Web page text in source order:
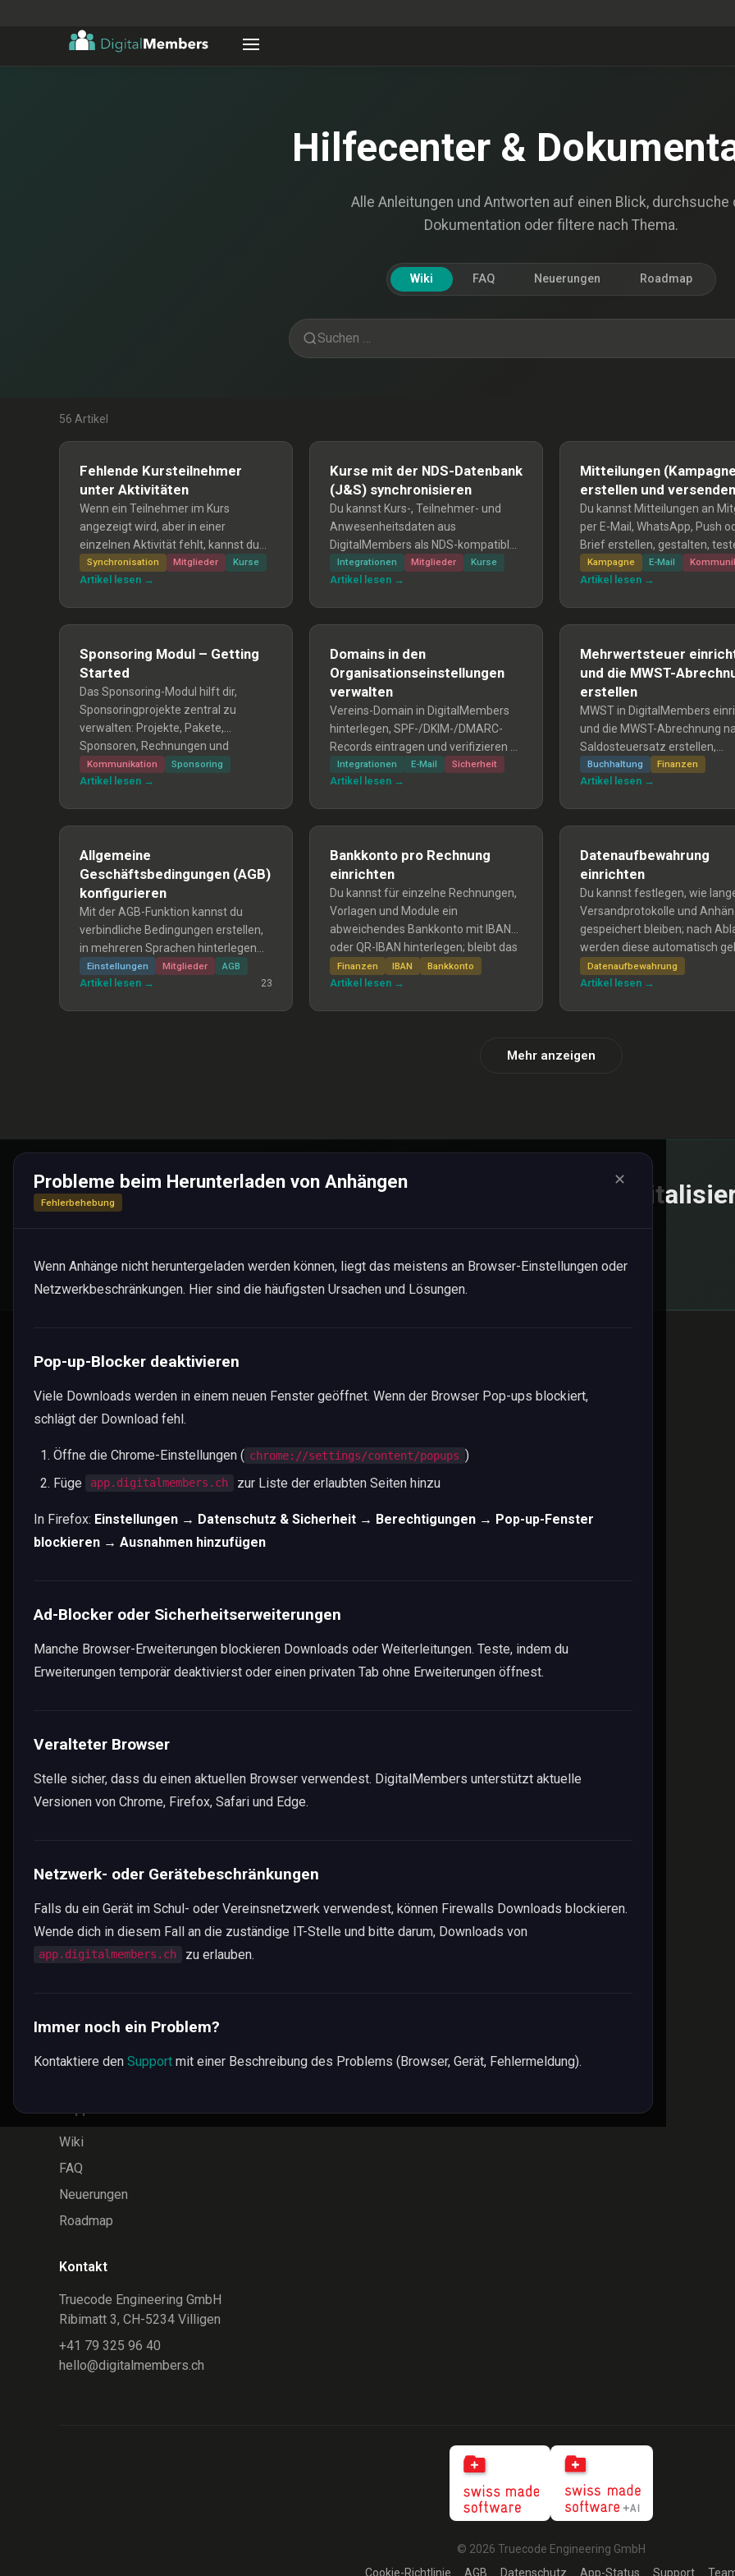
Hilfecenter &
Alle Anleitungen und Antworten auf einen Blick, durchsuche
Dokumentation oder filtere nach Thema.
Wiki FAQ Neuerungen Roadmap
56 Artikel
Fehlende Kursteilnehmer
unter Aktivitäten
Wenn ein Teilnehmer im Kurs
angezeigt wird, aber in einer
einzelnen Aktivität fehlt, kannst du
das Problem meist schnell selbst
beheben: Öffne den Kurs unter
Synchronisation Mitglieder Kurse
Artikel lesen →
Kurse mit der NDS-Datenbank
(J&S) synchronisieren
Du kannst Kurs-, Teilnehmer- und
Anwesenheitsdaten aus
DigitalMembers als NDS-kompatible
CSV exportieren und manuell in die
NDS-Datenbank (BASPO)
Integrationen Mitglieder Kurse
Artikel lesen →
Mitteilungen
erstellen und versenden
Du kannst Mitteilungen an
per E-Mail, WhatsApp, Push
Brief erstellen, gestalten,
zeitlich planen und
Anleitung zeigt Schritt-für-
sowie Versandoptionen
Kampagne E-Mail
Artikel lesen →
Sponsoring Modul – Getting
Started
Das Sponsoring-Modul hilft dir,
Sponsoringprojekte zentral zu
verwalten: Projekte, Pakete,
Sponsoren, Rechnungen und
Kampagnen in einem Workflow. Es ist
aktuell noch in Beta.
Kommunikation Sponsoring
Artikel lesen →
Domains in den
Organisationseinstellungen
verwalten
Vereins-Domain in DigitalMembers
hinterlegen, SPF-/DKIM-/DMARC-
Records eintragen und verifizieren —
Voraussetzung für hohe Zustellrate
und Phishing-Schutz.
Integrationen E-Mail Sicherheit
Artikel lesen →
Mehrwertsteuer
und die MWST-
erstellen
MWST in DigitalMembers
und die MWST-Abrechnung
Saldosteuersatz erstellen,
kontrollieren und bei der ESTV
einreichen.
Buchhaltung Finanzen
Artikel lesen →
Allgemeine
Geschäftsbedingungen (AGB)
konfigurieren
Mit der AGB-Funktion kannst du
verbindliche Bedingungen erstellen,
in mehreren Sprachen hinterlegen
und Mitgliedern bei
Formularen/Kursanmeldungen zur
Einstellungen Mitglieder AGB
Artikel lesen → 23
Bankkonto pro Rechnung
einrichten
Du kannst für einzelne Rechnungen,
Vorlagen und Module ein
abweichendes Bankkonto mit IBAN
oder QR-IBAN hinterlegen; bleibt das
Feld leer, wird das Standard-
Bankkonto aus den
Finanzen IBAN Bankkonto
Artikel lesen →
Datenaufbewahrung
einrichten
Du kannst festlegen, wie
Versandprotokolle und
gespeichert bleiben; nach
werden diese automatisch
Rechnungen und
bleiben erhalten. Die
Datenaufbewahrung
Artikel lesen →
Mehr anzeigen
Probleme beim Herunterladen von Anhängen
Fehlerbehebung
✕
Wenn Anhänge nicht heruntergeladen werden können, liegt das meistens an Browser-Einstellungen oder
Netzwerkbeschränkungen. Hier sind die häufigsten Ursachen und Lösungen.
Pop-up-Blocker deaktivieren
Viele Downloads werden in einem neuen Fenster geöffnet. Wenn der Browser Pop-ups blockiert,
schlägt der Download fehl.
Öffne die Chrome-Einstellungen ( chrome://settings/content/popups )
Füge
app.digitalmembers.ch zur Liste der erlaubten Seiten hinzu
In Firefox: Einstellungen → Datenschutz & Sicherheit → Berechtigungen → Pop-up-Fenster
blockieren → Ausnahmen hinzufügen
Ad-Blocker oder Sicherheitserweiterungen
Manche Browser-Erweiterungen blockieren Downloads oder Weiterleitungen. Teste, indem du
Erweiterungen temporär deaktivierst oder einen privaten Tab ohne Erweiterungen öffnest.
Veralteter Browser
Stelle sicher, dass du einen aktuellen Browser verwendest. DigitalMembers unterstützt aktuelle
Versionen von Chrome, Firefox, Safari und Edge.
Netzwerk- oder Gerätebeschränkungen
Falls du ein Gerät im Schul- oder Vereinsnetzwerk verwendest, können Firewalls Downloads blockieren.
Wende dich in diesem Fall an die zuständige IT-Stelle und bitte darum, Downloads von
app.digitalmembers.ch zu erlauben.
Immer noch ein Problem?
Kontaktiere den Support mit einer Beschreibung des Problems (Browser, Gerät, Fehlermeldung).
Bereit, deinen Verein zu
Vereinssoftware
Übersicht
Buchhaltung
Spesen
Veranstaltungen
Kommunikation
Weitere Module
Vereinsverwaltung
Alle Funktionen
Dokumentenablage
Kleinanzeigen
AGB & Einverständnisse
Technik & Sicherheit
API & Schnittstellen
Künstliche Intelligenz
Reviews
Kontakt
Wiki
FAQ
Neuerungen
Roadmap
Kontakt
Truecode Engineering GmbH
Ribimatt 3, CH-5234 Villigen
+41 79 325 96 40
hello@digitalmembers.ch
© 2026 Truecode Engineering GmbH
Cookie-Richtlinie
AGB Datenschutz App-Status Support